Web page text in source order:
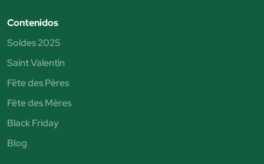
Contenidos
Soldes 2025
Saint Valentin
Fête des Pères
Fête des Mères
Black Friday
Blog